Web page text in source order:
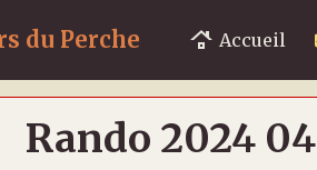
du Perche Accueil
Rando 2024 04